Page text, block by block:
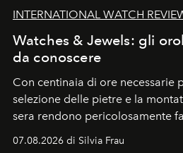
INTERNATIONAL WATCH
Watches & Jewels: gli
da conoscere
Con centinaia di ore necessarie
selezione delle pietre e la
sera rendono pericolosamente
07.08.2026 di Silvia Frau